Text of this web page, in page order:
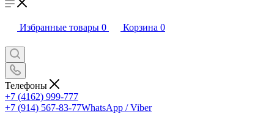
Избранные товары 0 Корзина 0
Телефоны
+7 (4162) 999-777
+7 (914) 567-83-77WhatsApp / Viber